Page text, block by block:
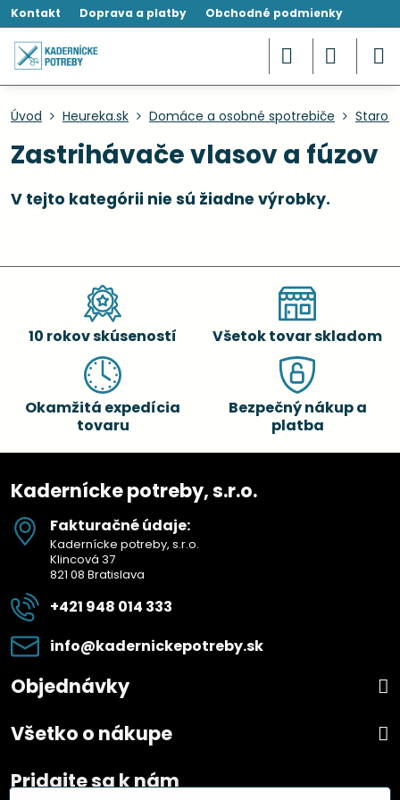
Kontakt Doprava a platby Obchodné podmienky
Úvod Heureka.sk Domáce a osobné spotrebiče
Zastrihávače vlasov a fúzov
10 rokov skúseností Všetok tovar skladom
Okamžitá expedícia
tovaru
Bezpečný nákup a
platba
Kadernícke potreby, s.r.o.
Fakturačné údaje:
Kadernícke potreby, s.r.o.
Klincová 37
821 08 Bratislava
+421 948 014 333
info​@kadernickepotreby​.sk
Objednávky
Všetko o nákupe
Pridajte sa k nám